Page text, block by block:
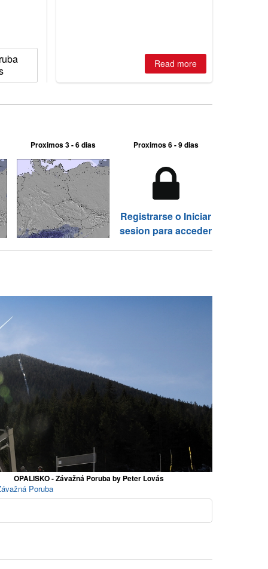
Read more
Proximos 3 - 6 dias Proximos 6 - 9 dias
Registrarse o Iniciar
sesion para acceder
OPALISKO - Závažná Poruba by Peter Lovás
Poruba